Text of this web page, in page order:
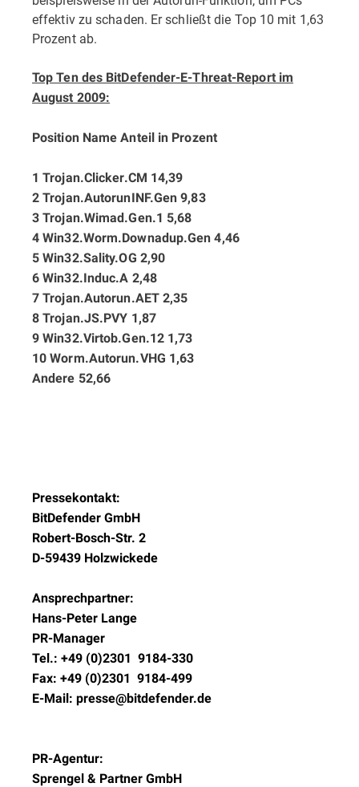
effektiv zu schaden. Er schließt die Top 10 mit 1,63
Prozent ab.
Top Ten des BitDefender-E-Threat-Report im
August 2009:
Position Name Anteil in Prozent
1 Trojan.Clicker.CM 14,39
2 Trojan.AutorunINF.Gen 9,83
3 Trojan.Wimad.Gen.1 5,68
4 Win32.Worm.Downadup.Gen 4,46
5 Win32.Sality.OG 2,90
6 Win32.Induc.A 2,48
7 Trojan.Autorun.AET 2,35
8 Trojan.JS.PVY 1,87
9 Win32.Virtob.Gen.12 1,73
10 Worm.Autorun.VHG 1,63
Andere 52,66
Pressekontakt:
BitDefender GmbH
Robert-Bosch-Str. 2
D-59439 Holzwickede
Ansprechpartner:
Hans-Peter Lange
PR-Manager
Tel.: +49 (0)2301  9184-330
Fax: +49 (0)2301  9184-499
E-Mail: presse@bitdefender.de
PR-Agentur:
Sprengel & Partner GmbH